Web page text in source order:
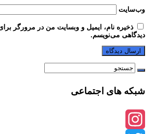
وب‌سایت
ذخیره نام، ایمیل و وبسایت من در مرورگر
دیدگاهی می‌نویسم.
شبکه های اجتماعی